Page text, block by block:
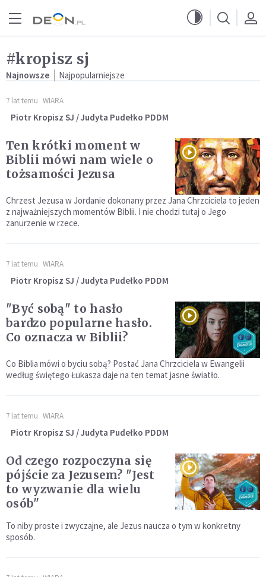
#kropisz sj
Najnowsze Najpopularniejsze
7 lat temu WIARA
Piotr Kropisz SJ / Judyta Pudełko PDDM
Ten krótki moment w
Biblii mówi nam wiele o
tożsamości Jezusa
Chrzest Jezusa w Jordanie dokonany przez Jana Chrzciciela to jeden
z najważniejszych momentów Biblii. I nie chodzi tutaj o Jego
zanurzenie w rzece.
7 lat temu WIARA
Piotr Kropisz SJ / Judyta Pudełko PDDM
"Być sobą" to hasło
bardzo popularne hasło.
Co oznacza w Biblii?
Co Biblia mówi o byciu sobą? Postać Jana Chrzciciela w Ewangelii
według świętego Łukasza daje na ten temat jasne światło.
7 lat temu WIARA
Piotr Kropisz SJ / Judyta Pudełko PDDM
Od czego rozpoczyna się
pójście za Jezusem? "Jest
to wyzwanie dla wielu
osób"
To niby proste i zwyczajne, ale Jezus naucza o tym w konkretny
sposób.